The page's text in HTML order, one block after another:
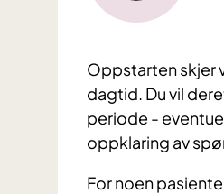
Oppstarten skjer
dagtid. Du vil
periode -
oppklaring av
For noen